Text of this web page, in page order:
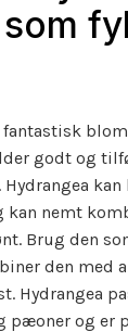
fantastisk
godt og
kan nemt
Brug den
den med
Hydrangea
pæoner og er